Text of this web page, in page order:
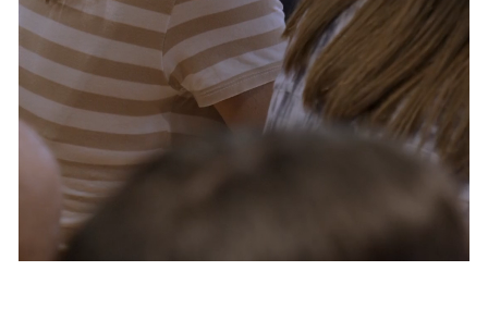
Servizi e accessibilità
Contatti
FAQ
Biglietti